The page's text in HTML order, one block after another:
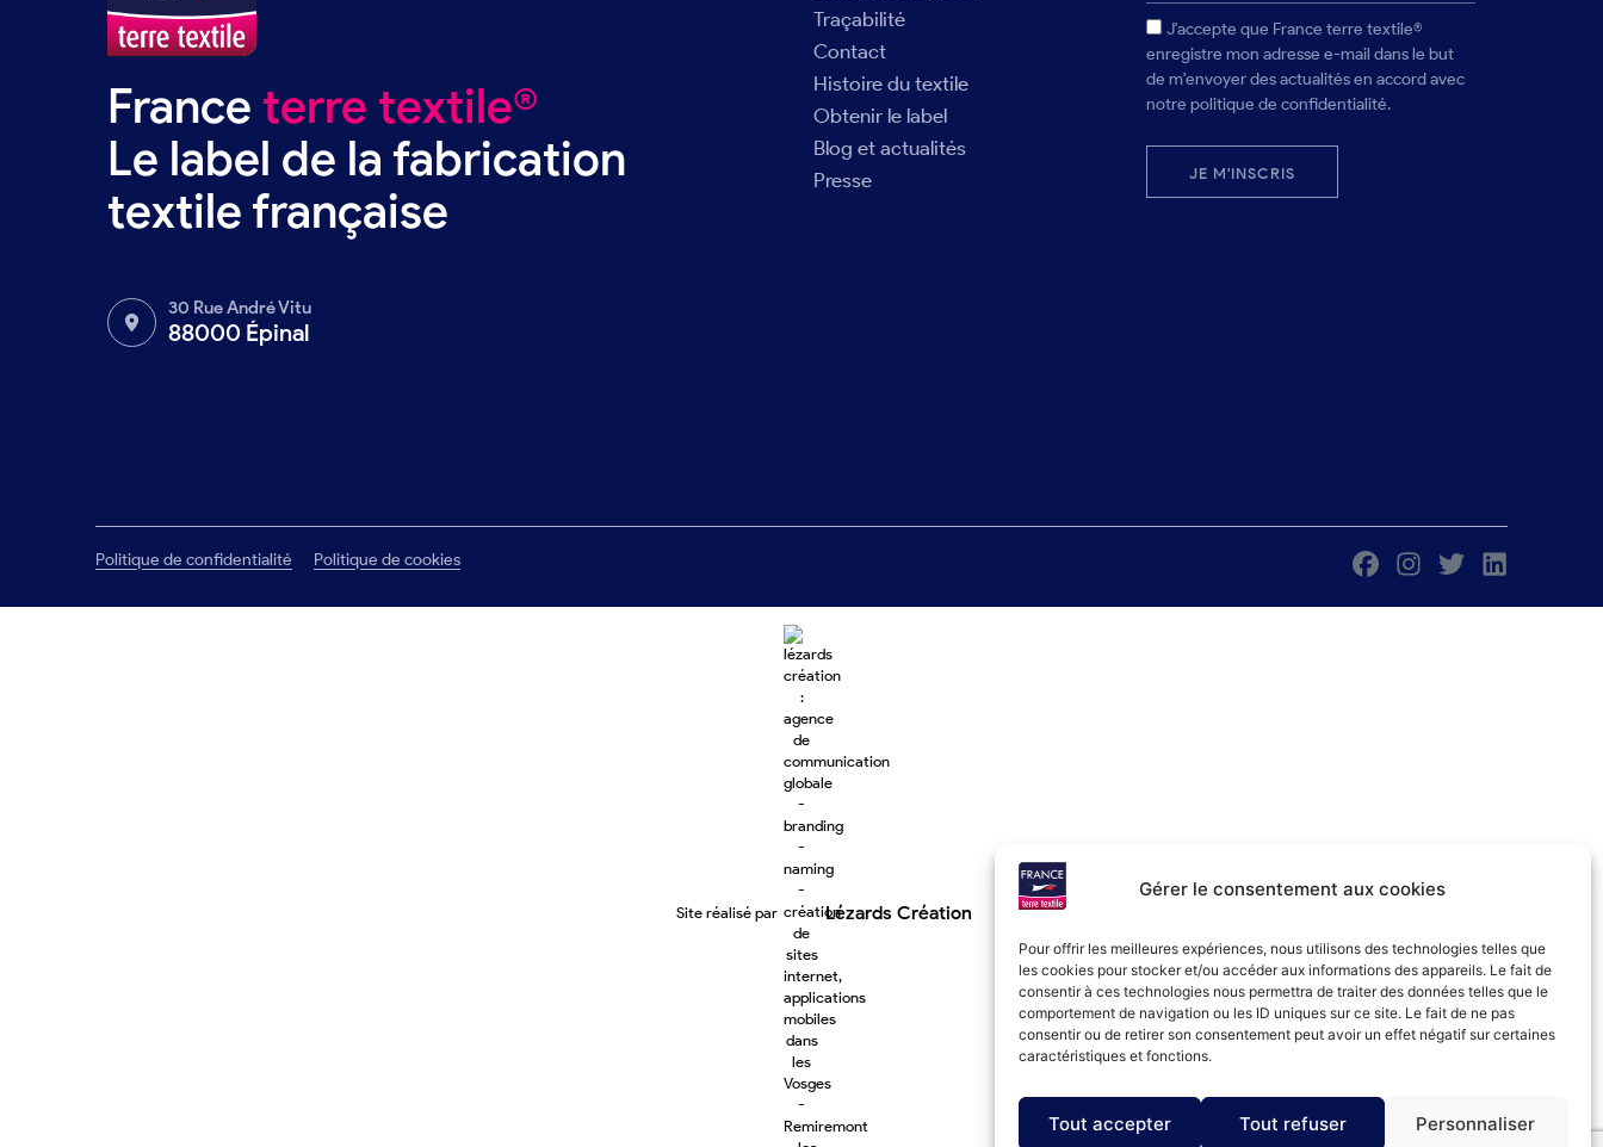
Gérer le consentement aux cookies
Pour offrir les meilleures expériences, nous utilisons des technologies telles que
les cookies pour stocker et/ou accéder aux informations des appareils. Le fait de
consentir à ces technologies nous permettra de traiter des données telles que le
comportement de navigation ou les ID uniques sur ce site. Le fait de ne pas
consentir ou de retirer son consentement peut avoir un effet négatif sur certaines
caractéristiques et fonctions.
Tout accepter Tout refuser Personnaliser
France terre textile®
Le label de la fabrication
textile française
30 Rue André Vitu
88000 Épinal
Traçabilité
Contact
Histoire du textile
Obtenir le label
Blog et actualités
Presse
J'accepte que France terre textile®
enregistre mon adresse e-mail dans le but
de m'envoyer des actualités en accord avec
notre politique de confidentialité.
JE M'INSCRIS
Politique de confidentialité Politique de cookies
Site réalisé par Lézards Création